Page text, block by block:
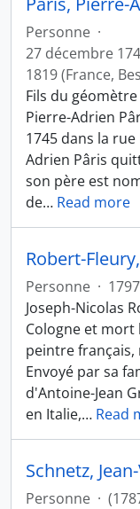
Personne ·
27 décembre
1819 (France,
Fils du
Pierre-Adrien
1745 dans la rue
Adrien Pâris
son père est
de… Read more
Robert-
Personne ·
Joseph-Nicolas
Cologne et mort
peintre
Envoyé par sa
d'Antoine-Jean
en Italie,… Read
Schnetz,
Personne ·